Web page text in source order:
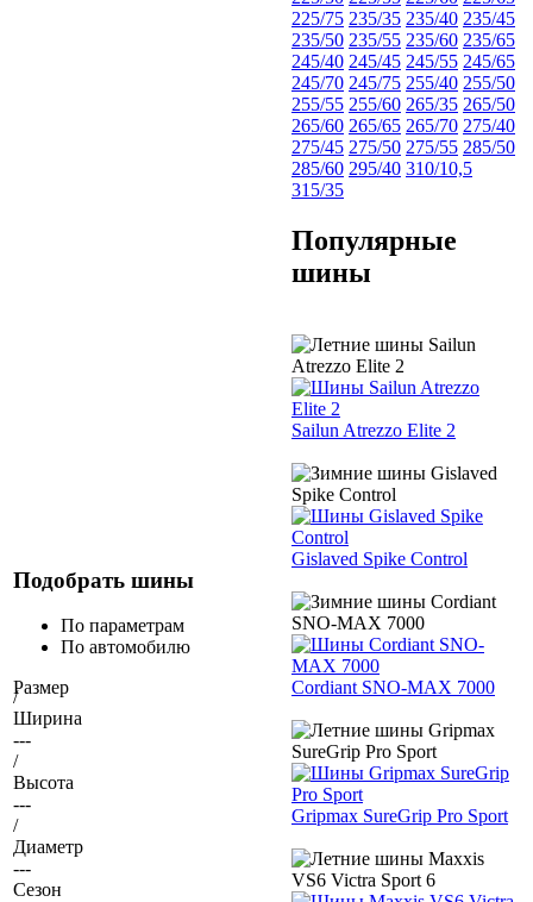
Подобрать шины
По параметрам
По автомобилю
Размер
/
Ширина
---
/
Высота
---
/
Диаметр
---
Сезон
225/75 235/35 235/40 235/45
235/50 235/55 235/60 235/65
245/40 245/45 245/55 245/65
245/70 245/75 255/40 255/50
255/55 255/60 265/35 265/50
265/60 265/65 265/70 275/40
275/45 275/50 275/55 285/50
285/60 295/40 310/10,5
315/35
Популярные
шины
Sailun Atrezzo Elite 2
Gislaved Spike Control
Cordiant SNO-MAX 7000
Gripmax SureGrip Pro Sport